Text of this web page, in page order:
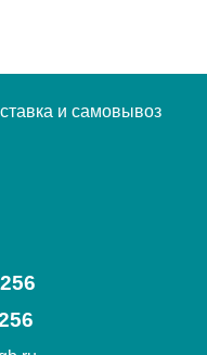
и самовывоз